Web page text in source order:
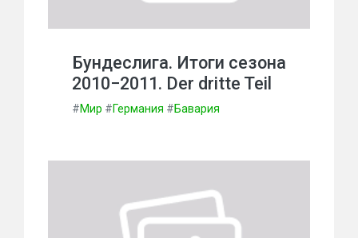
Бундеслига. Итоги сезона
2010−2011. Der dritte Teil
#Мир #Германия #Бавария